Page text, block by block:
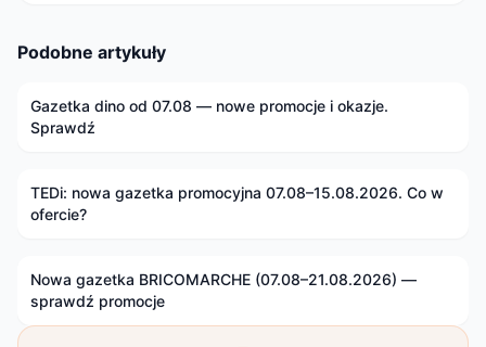
Podobne artykuły
Gazetka dino od 07.08 — nowe promocje i okazje.
Sprawdź
TEDi: nowa gazetka promocyjna 07.08–15.08.2026. Co w
ofercie?
Nowa gazetka BRICOMARCHE (07.08–21.08.2026) —
sprawdź promocje